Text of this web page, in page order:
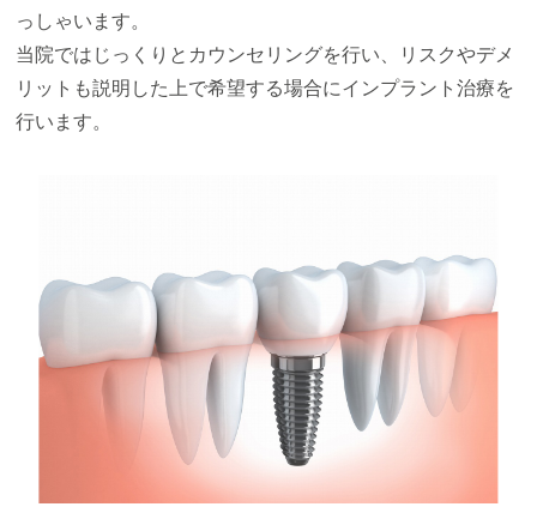
っしゃいます。
当院ではじっくりとカウンセリングを行い、リスクやデメ
リットも説明した上で希望する場合にインプラント治療を
行います。